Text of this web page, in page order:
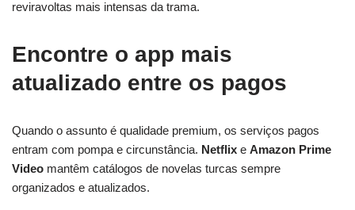
reviravoltas mais intensas da trama.
Encontre o app mais
atualizado entre os pagos
Quando o assunto é qualidade premium, os serviços pagos
entram com pompa e circunstância. Netflix e Amazon Prime
Video mantêm catálogos de novelas turcas sempre
organizados e atualizados.